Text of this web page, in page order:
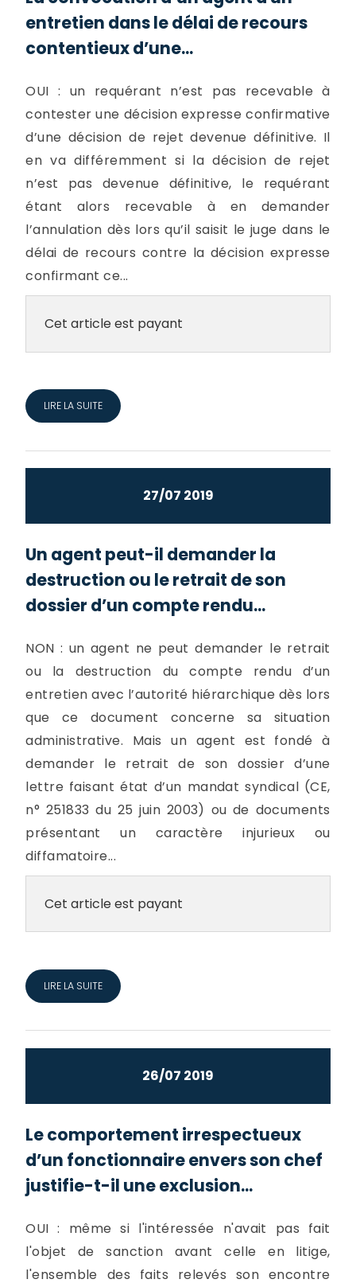
entretien dans le délai de recours
contentieux d’une...
OUI : un requérant n’est pas recevable à
contester une décision expresse confirmative
d’une décision de rejet devenue définitive. Il
en va différemment si la décision de rejet
n’est pas devenue définitive, le requérant
étant alors recevable à en demander
l’annulation dès lors qu’il saisit le juge dans le
délai de recours contre la décision expresse
confirmant ce...
Cet article est payant
LIRE LA SUITE
27/07 2019
Un agent peut-il demander la
destruction ou le retrait de son
dossier d’un compte rendu...
NON : un agent ne peut demander le retrait
ou la destruction du compte rendu d’un
entretien avec l’autorité hiérarchique dès lors
que ce document concerne sa situation
administrative. Mais un agent est fondé à
demander le retrait de son dossier d’une
lettre faisant état d’un mandat syndical (CE,
n° 251833 du 25 juin 2003) ou de documents
présentant un caractère injurieux ou
diffamatoire...
Cet article est payant
LIRE LA SUITE
26/07 2019
Le comportement irrespectueux
d’un fonctionnaire envers son chef
justifie-t-il une exclusion...
OUI : même si l'intéressée n'avait pas fait
l'objet de sanction avant celle en litige,
l'ensemble des faits relevés son encontre